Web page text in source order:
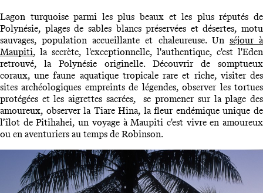
Lagon turquoise parmi les plus beaux et les plus réputés de
Polynésie, plages de sables blancs préservées et désertes, motu
sauvages, population accueillante et chaleureuse. Un séjour à
Maupiti, la secrète, l'exceptionnelle, l'authentique, c'est l'Eden
retrouvé, la Polynésie originelle. Découvrir de somptueux
coraux, une faune aquatique tropicale rare et riche, visiter des
sites archéologiques empreints de légendes, observer les tortues
protégées et les aigrettes sacrées, se promener sur la plage des
amoureux, observer la Tiare Hina, la fleur endémique unique de
l’îlot de Pitihahei, un voyage à Maupiti c'est vivre en amoureux
ou en aventuriers au temps de Robinson.